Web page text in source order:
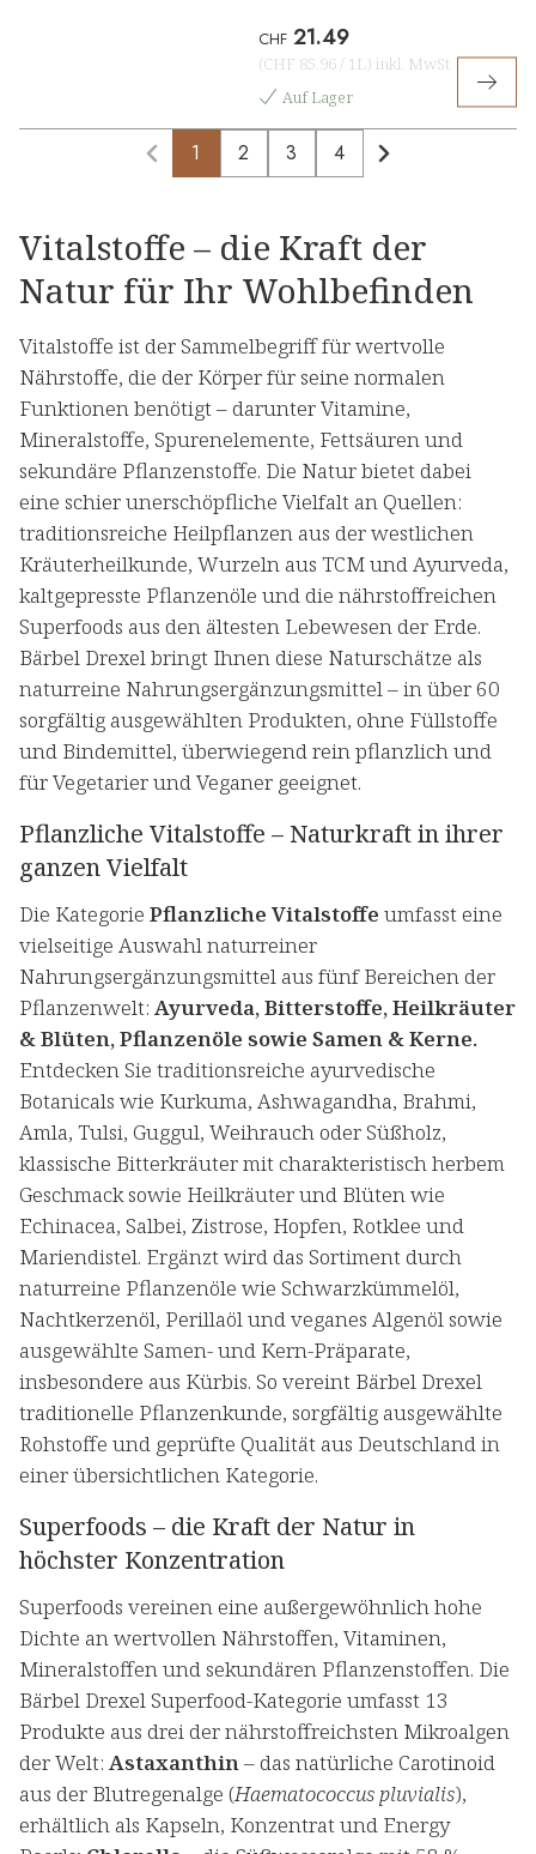
CHF 21.49
(CHF 85.96 / 1L) inkl. MwSt
Auf Lager
1 2 3 4
Vitalstoffe – die Kraft der
Natur für Ihr Wohlbefinden
Vitalstoffe ist der Sammelbegriff für wertvolle
Nährstoffe, die der Körper für seine normalen
Funktionen benötigt – darunter Vitamine,
Mineralstoffe, Spurenelemente, Fettsäuren und
sekundäre Pflanzenstoffe. Die Natur bietet dabei
eine schier unerschöpfliche Vielfalt an Quellen:
traditionsreiche Heilpflanzen aus der westlichen
Kräuterheilkunde, Wurzeln aus TCM und Ayurveda,
kaltgepresste Pflanzenöle und die nährstoffreichen
Superfoods aus den ältesten Lebewesen der Erde.
Bärbel Drexel bringt Ihnen diese Naturschätze als
naturreine Nahrungsergänzungsmittel – in über 60
sorgfältig ausgewählten Produkten, ohne Füllstoffe
und Bindemittel, überwiegend rein pflanzlich und
für Vegetarier und Veganer geeignet.
Pflanzliche Vitalstoffe – Naturkraft in ihrer
ganzen Vielfalt
Die Kategorie Pflanzliche Vitalstoffe umfasst eine
vielseitige Auswahl naturreiner
Nahrungsergänzungsmittel aus fünf Bereichen der
Pflanzenwelt: Ayurveda, Bitterstoffe, Heilkräuter
& Blüten, Pflanzenöle sowie Samen & Kerne.
Entdecken Sie traditionsreiche ayurvedische
Botanicals wie Kurkuma, Ashwagandha, Brahmi,
Amla, Tulsi, Guggul, Weihrauch oder Süßholz,
klassische Bitterkräuter mit charakteristisch herbem
Geschmack sowie Heilkräuter und Blüten wie
Echinacea, Salbei, Zistrose, Hopfen, Rotklee und
Mariendistel. Ergänzt wird das Sortiment durch
naturreine Pflanzenöle wie Schwarzkümmelöl,
Nachtkerzenöl, Perillaöl und veganes Algenöl sowie
ausgewählte Samen- und Kern-Präparate,
insbesondere aus Kürbis. So vereint Bärbel Drexel
traditionelle Pflanzenkunde, sorgfältig ausgewählte
Rohstoffe und geprüfte Qualität aus Deutschland in
einer übersichtlichen Kategorie.
Superfoods – die Kraft der Natur in
höchster Konzentration
Superfoods vereinen eine außergewöhnlich hohe
Dichte an wertvollen Nährstoffen, Vitaminen,
Mineralstoffen und sekundären Pflanzenstoffen. Die
Bärbel Drexel Superfood-Kategorie umfasst 13
Produkte aus drei der nährstoffreichsten Mikroalgen
der Welt: Astaxanthin– das natürliche Carotinoid
aus der Blutregenalge (Haematococcus pluvialis),
erhältlich als Kapseln, Konzentrat und Energy